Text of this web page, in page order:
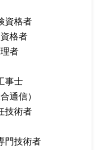
資格者
格者
者
事士
通信）
技術者
門技術者